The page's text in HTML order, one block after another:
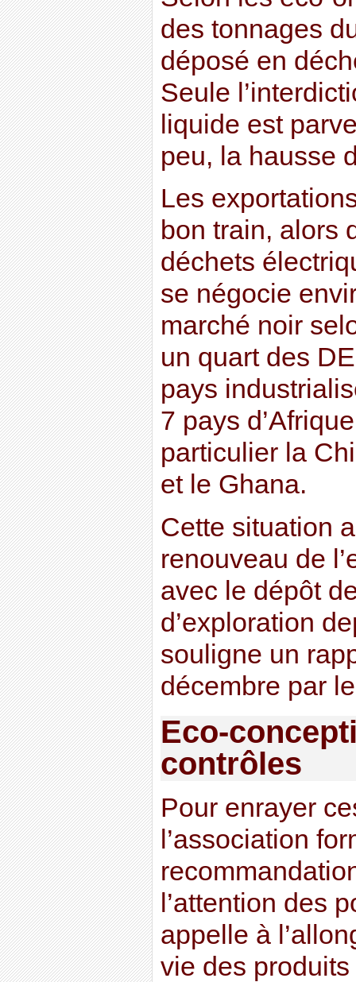
des tonnages
déposé en
Seule
liquide est
peu, la hausse
Les
bon train, alors
déchets
se négocie
marché noir
un quart des
pays
7 pays
particulier la
et le Ghana.
Cette situation
renouveau de
avec le dépôt
d’exploration
souligne un
décembre par
Eco-
contrôles
Pour enrayer
l’association
l’attention des
appelle à
vie des